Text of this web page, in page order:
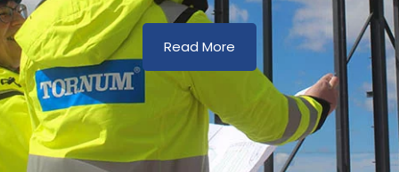
Read More